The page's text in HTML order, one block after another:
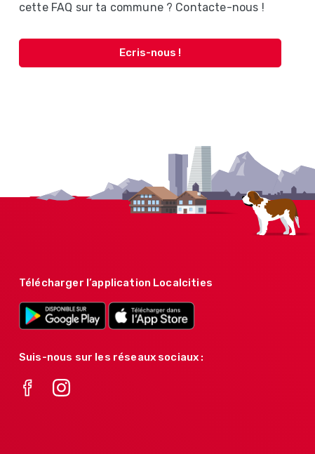
cette FAQ sur ta commune ? Contacte-nous !
Ecris-nous !
Télécharger l’application Localcities
Suis-nous sur les réseaux sociaux :